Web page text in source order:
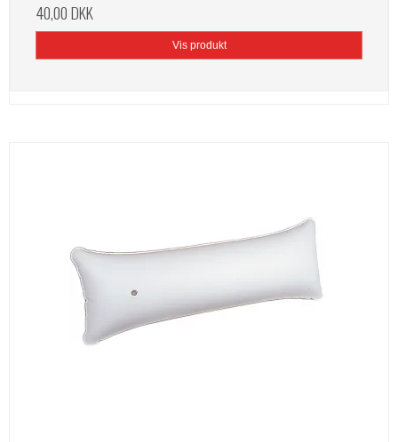
40,00 DKK
Vis produkt